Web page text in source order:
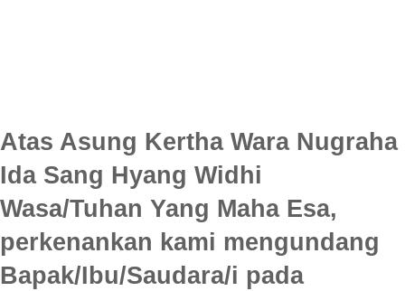
Atas Asung Kertha Wara Nugraha
Ida Sang Hyang Widhi
Wasa/Tuhan Yang Maha Esa,
perkenankan kami mengundang
Bapak/Ibu/Saudara/i pada